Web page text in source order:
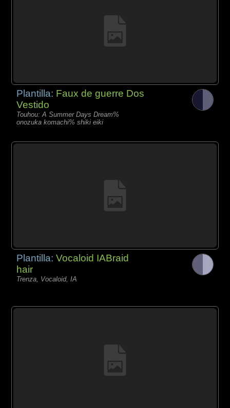
Plantilla: Faux de guerre Dos
Vestido
Touhou: A Summer Days Dream%
onozuka komachi% shiki eiki
Plantilla:Vocaloid IABraid
hair
Trenza, Vocaloid, IA